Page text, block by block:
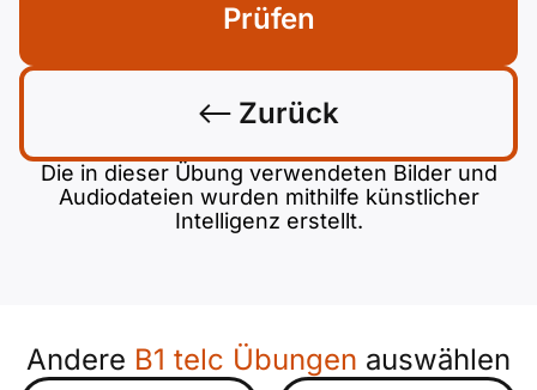
Zurück
Prüfen
Die in dieser Übung verwendeten Bilder und
Audiodateien wurden mithilfe künstlicher
Intelligenz erstellt.
Andere B1 telc Übungen auswählen